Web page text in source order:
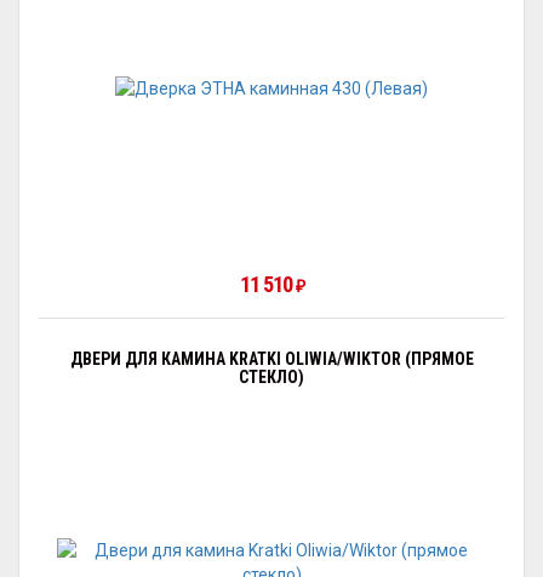
11 510₽
ДВЕРИ ДЛЯ КАМИНА KRATKI OLIWIA/WIKTOR (ПРЯМОЕ
СТЕКЛО)